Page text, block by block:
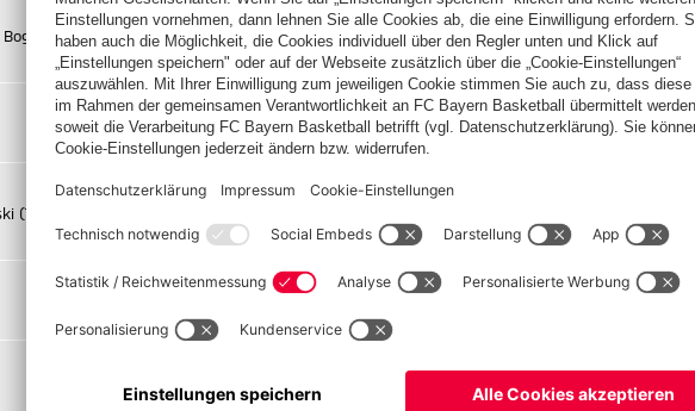
(76. Müller), Birbaum (46. J. Dallmann) – Aerts, Cameron – Simons (66.
(71. Holstad) – Gerhardt, Wenninger (51. Leupolz), Däbritz - Bürki, Miedema (71.